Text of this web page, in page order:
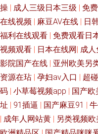
网址 福利社老司机91 国产熟
区 欧美日韩国产操逼网 欧美性
婷色图 五月丁香淫淫网 午夜福
香蕉tv网站 九九热导航 91韩国
爱成人网站 国产成人综合视频
操 | 成人三级日本三级 | 免
在线视频 | 麻豆AV在线 | 日
福利在线观看 | 免费观看日
视频观看 | 日本在线网| 成
影院国产在线 | 亚州欧美另
资源在玷 | 孕妇av入口 | 超
码 | 小草莓视频app | 国产欧
址 | 91插逼 | 国产麻豆91 |
| 成年人网站黄 | 另类视频欧